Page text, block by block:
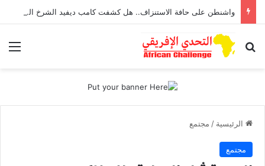
واشنطن على حافة الاستنزاف.. هل كشفت كامب ديفيد الشرخ الخفي داخل آلة الحرب الأمريكية؟
بحث عن
الرئيسية / مجتمع
مجتمع